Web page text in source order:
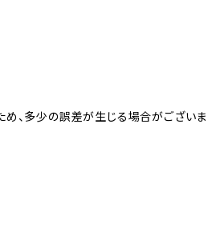
、多少の誤差が生じる場合がございま